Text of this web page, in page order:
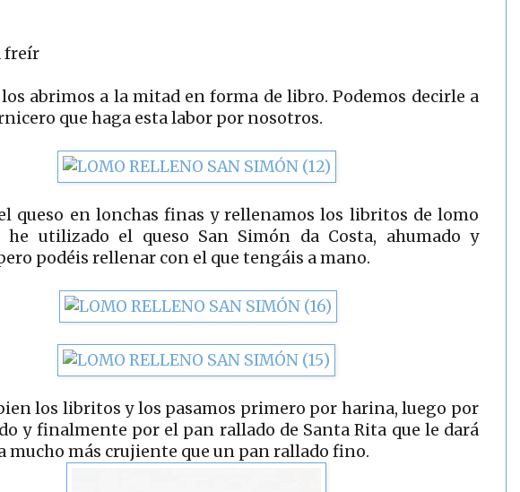
freír
abrimos a la mitad en forma de libro. Podemos decirle a
que haga esta labor por nosotros.
queso en lonchas finas y rellenamos los libritos de lomo
he utilizado el queso San Simón da Costa, ahumado y
podéis rellenar con el que tengáis a mano.
los libritos y los pasamos primero por harina, luego por
y finalmente por el pan rallado de Santa Rita que le dará
mucho más crujiente que un pan rallado fino.